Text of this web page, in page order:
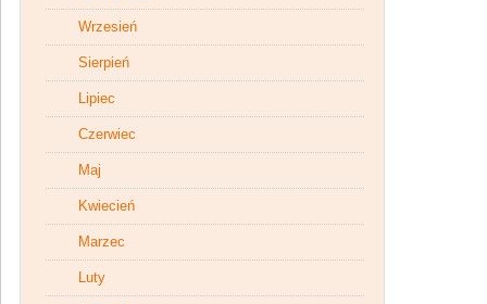
Wrzesień
Sierpień
Lipiec
Czerwiec
Maj
Kwiecień
Marzec
Luty